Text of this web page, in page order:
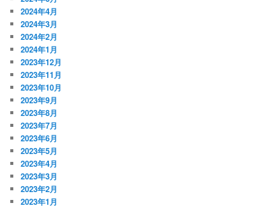
2024年4月
2024年3月
2024年2月
2024年1月
2023年12月
2023年11月
2023年10月
2023年9月
2023年8月
2023年7月
2023年6月
2023年5月
2023年4月
2023年3月
2023年2月
2023年1月